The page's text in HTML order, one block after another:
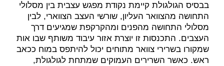
בבסיס הגולגולת קיימת נקודת מפגש עצבית בין מסלולי
התחושה מהצוואר העליון, שורשי העצב הצווארי, לבין
מסלולי התחושה מהפנים ומהקרקפת שמגיעים דרך
העצבים. התכנסות זו יוצרת אזור עיבוד משותף שבו אות
שמקורו בשרירי צוואר מתוחים יכול להיתפס במוח ככאב
ראש. כאשר השרירים העמוקים שמתחת לגולגולת,